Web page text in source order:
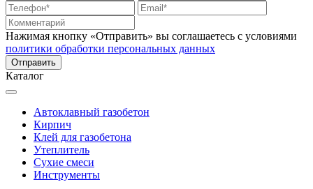
Нажимая кнопку «Отправить» вы соглашаетесь с условиями
политики обработки персональных данных
Каталог
Автоклавный газобетон
Кирпич
Клей для газобетона
Утеплитель
Сухие смеси
Инструменты